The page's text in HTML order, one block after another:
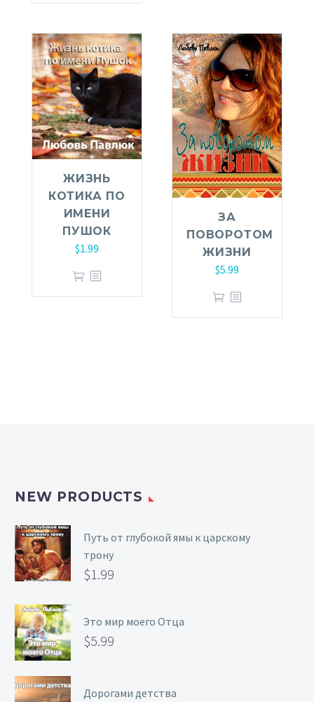
ЖИЗНЬ
КОТИКА ПО
ИМЕНИ
ПУШОК
$1.99
ЗА
ПОВОРОТОМ
ЖИЗНИ
$5.99
NEW PRODUCTS
Путь от глубокой ямы к царскому
трону
$1.99
Это мир моего Отца
$5.99
Дорогами детства